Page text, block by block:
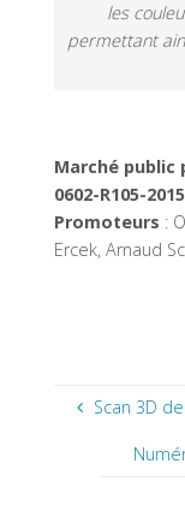
les
permettant
Marché public
0602-R105-2015
Promoteurs :
Ercek, Arnaud
Scan 3D